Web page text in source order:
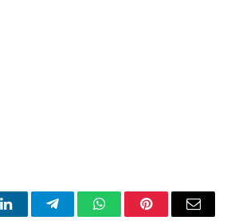
LinkedInTelegramWhatsAppPinterestEmail